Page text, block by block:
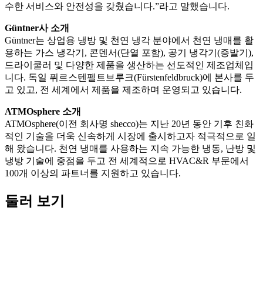
수한 서비스와 안전성을 갖췄습니다.”라고 말했습니다.
Güntner사 소개
Güntner는 상업용 냉방 및 천연 냉각 분야에서 천연 냉매를 활
용하는 가스 냉각기, 콘덴서(단열 포함), 공기 냉각기(증발기),
드라이쿨러 및 다양한 제품을 생산하는 선도적인 제조업체입
니다. 독일 퓌르스텐펠트브루크(Fürstenfeldbruck)에 본사를 두
고 있고, 전 세계에서 제품을 제조하며 운영되고 있습니다.
ATMOsphere 소개
ATMOsphere(이전 회사명 shecco)는 지난 20년 동안 기후 친화
적인 기술을 더욱 신속하게 시장에 출시하고자 적극적으로 일
해 왔습니다. 천연 냉매를 사용하는 지속 가능한 냉동, 난방 및
냉방 기술에 중점을 두고 전 세계적으로 HVAC&R 부문에서
100개 이상의 파트너를 지원하고 있습니다.
둘러 보기